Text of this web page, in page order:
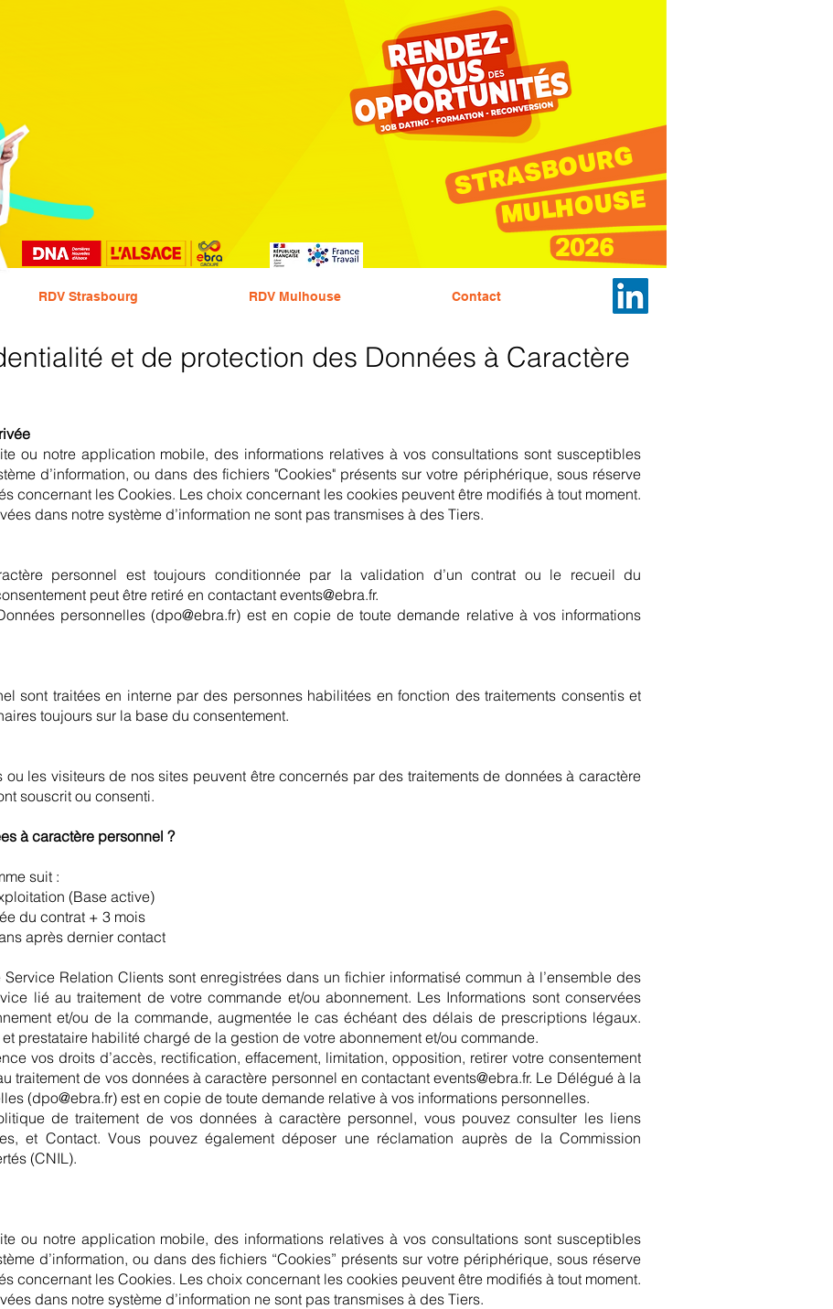
RDV Strasbourg RDV Mulhouse Contact
MULHOUSE
2026
STRASBOURG
et de protection des Données à Caractère
ou notre application mobile, des informations relatives à vos consultations sont susceptibles
d’information, ou dans des fichiers "Cookies" présents sur votre périphérique, sous réserve
concernant les Cookies. Les choix concernant les cookies peuvent être modifiés à tout moment.
dans notre système d’information ne sont pas transmises à des Tiers.
personnel est toujours conditionnée par la validation d’un contrat ou le recueil du
peut être retiré en contactant events@ebra.fr.
personnelles (dpo@ebra.fr) est en copie de toute demande relative à vos informations
sont traitées en interne par des personnes habilitées en fonction des traitements consentis et
toujours sur la base du consentement.
les visiteurs de nos sites peuvent être concernés par des traitements de données à caractère
souscrit ou consenti.
à caractère personnel ?
suit :
(Base active)
+ 3 mois
après dernier contact
Relation Clients sont enregistrées dans un fichier informatisé commun à l’ensemble des
lié au traitement de votre commande et/ou abonnement. Les Informations sont conservées
et/ou de la commande, augmentée le cas échéant des délais de prescriptions légaux.
prestataire habilité chargé de la gestion de votre abonnement et/ou commande.
vos droits d’accès, rectification, effacement, limitation, opposition, retirer votre consentement
traitement de vos données à caractère personnel en contactantevents@ebra.fr. Le Délégué à la
(dpo@ebra.fr) est en copie de toute demande relative à vos informations personnelles.
de traitement de vos données à caractère personnel, vous pouvez consulter les liens
et Contact. Vous pouvez également déposer une réclamation auprès de la Commission
(CNIL).
ou notre application mobile, des informations relatives à vos consultations sont susceptibles
d’information, ou dans des fichiers “Cookies” présents sur votre périphérique, sous réserve
concernant les Cookies. Les choix concernant les cookies peuvent être modifiés à tout moment.
dans notre système d’information ne sont pas transmises à des Tiers.